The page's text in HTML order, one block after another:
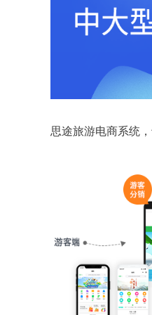
思途旅游电商系统